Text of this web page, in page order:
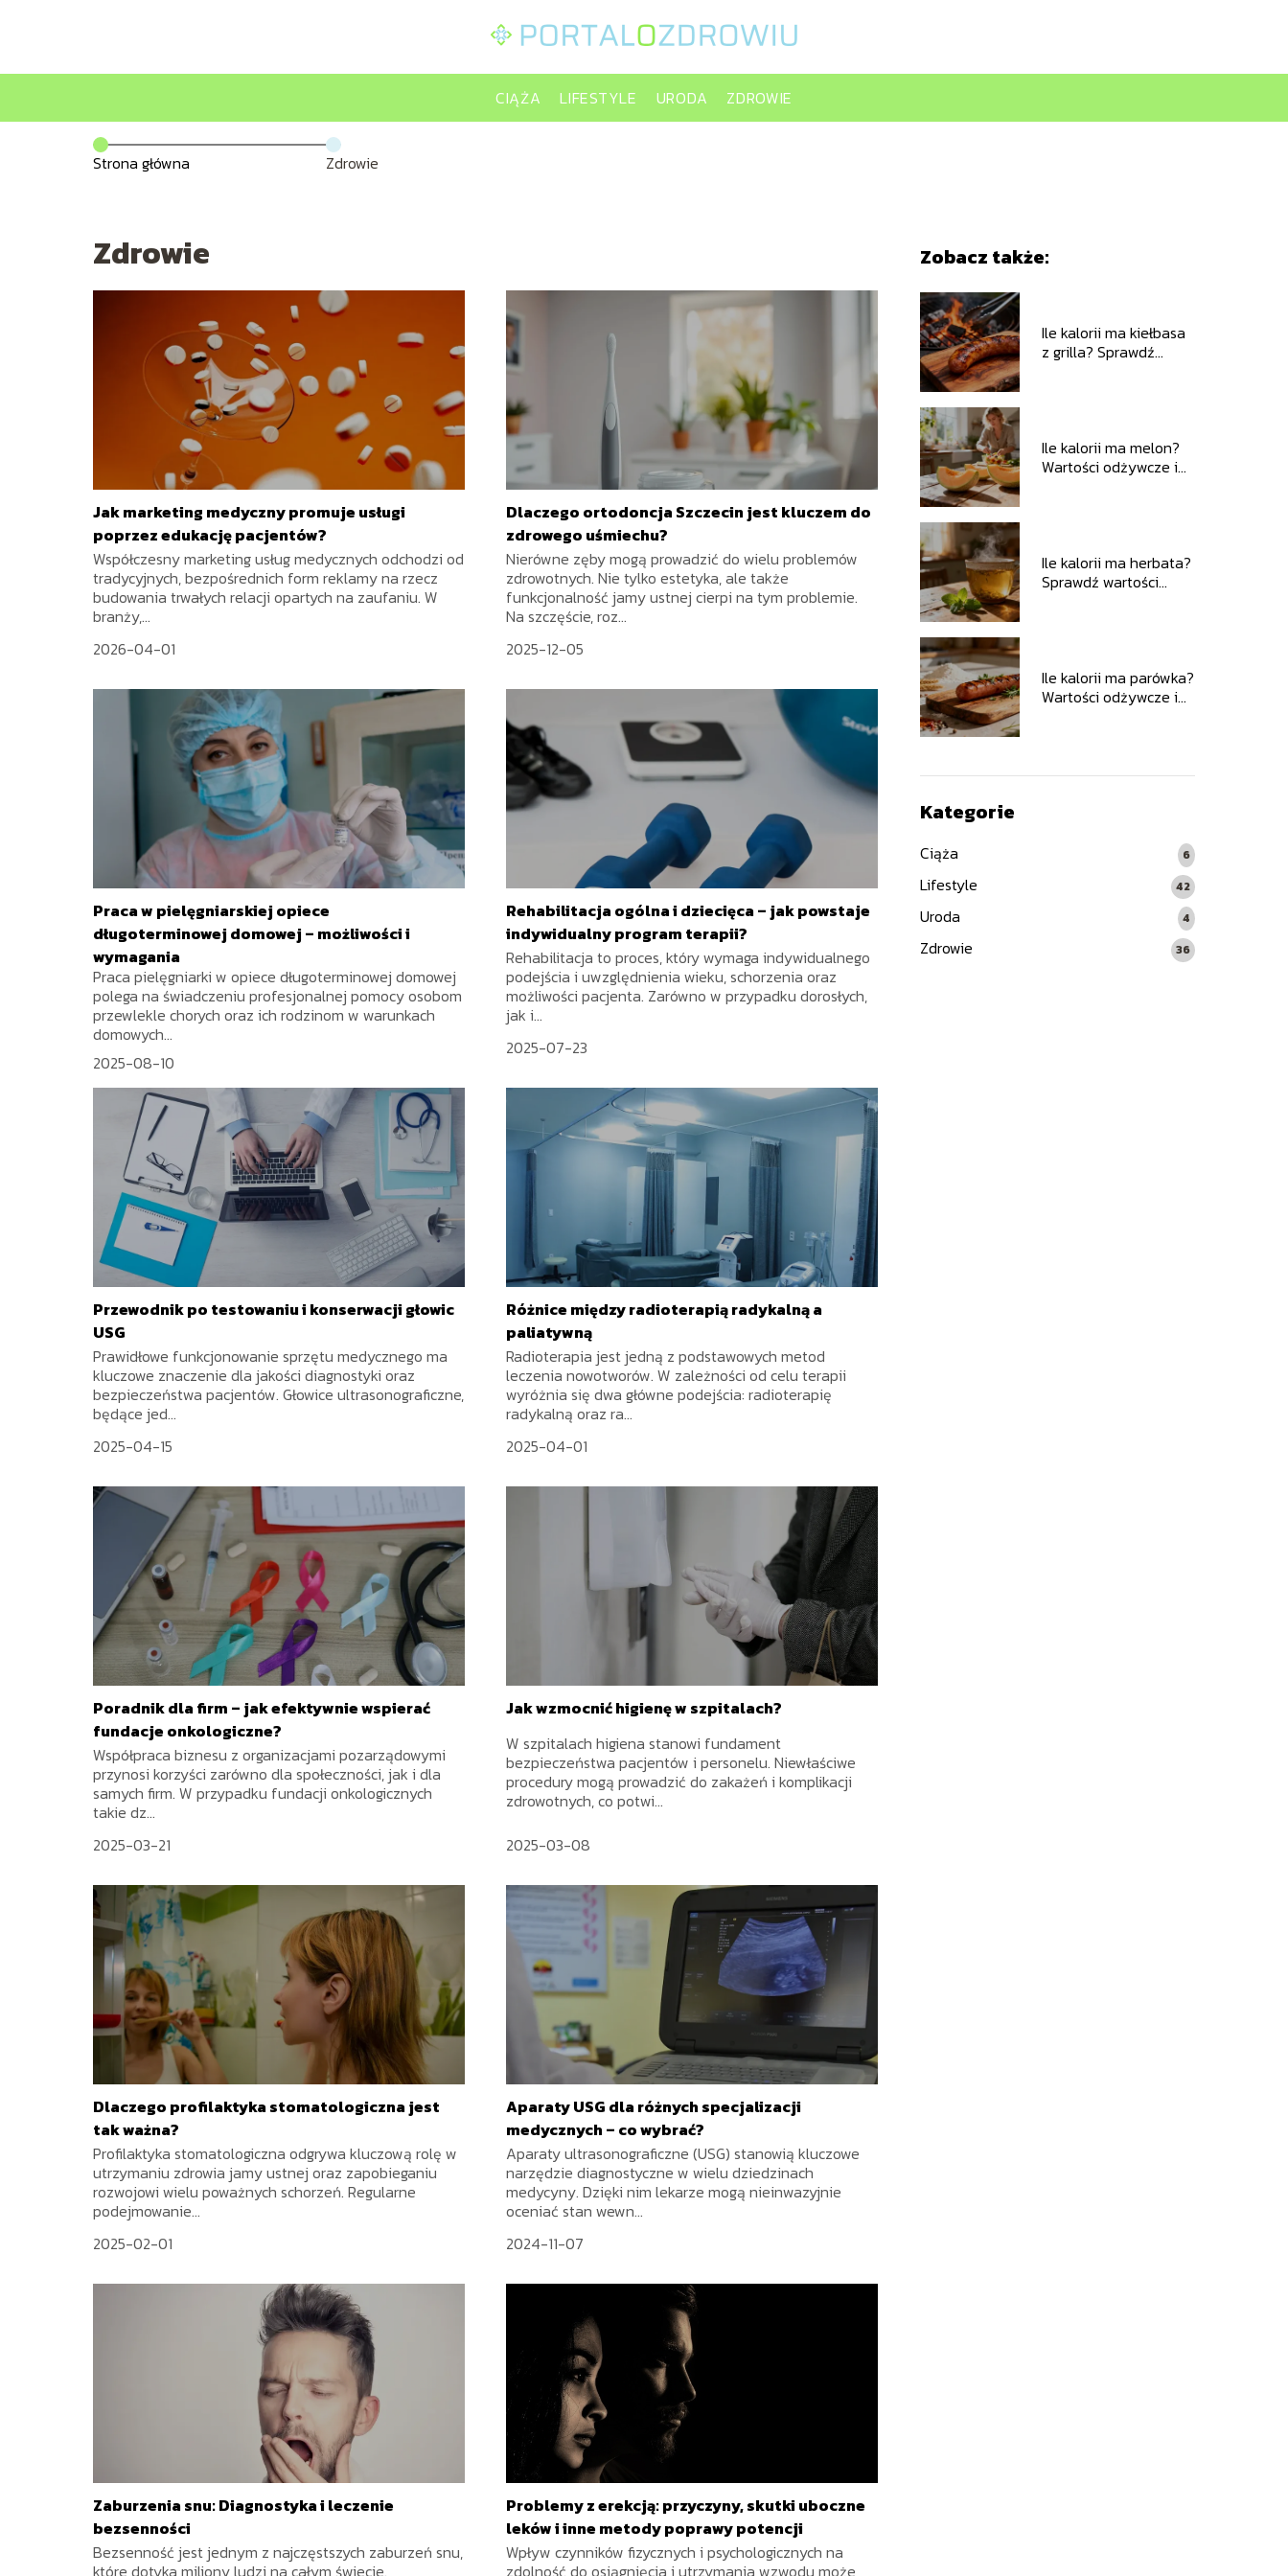
CIĄŻA LIFESTYLE URODA ZDROWIE
Strona główna Zdrowie
Zdrowie
Jak marketing medyczny promuje usługi
poprzez edukację pacjentów?
Współczesny marketing usług medycznych odchodzi od
tradycyjnych, bezpośrednich form reklamy na rzecz
budowania trwałych relacji opartych na zaufaniu. W
branży,...
2026-04-01
Dlaczego ortodoncja Szczecin jest kluczem do
zdrowego uśmiechu?
Nierówne zęby mogą prowadzić do wielu problemów
zdrowotnych. Nie tylko estetyka, ale także
funkcjonalność jamy ustnej cierpi na tym problemie.
Na szczęście, roz...
2025-12-05
Praca w pielęgniarskiej opiece
długoterminowej domowej – możliwości i
wymagania
Praca pielęgniarki w opiece długoterminowej domowej
polega na świadczeniu profesjonalnej pomocy osobom
przewlekle chorych oraz ich rodzinom w warunkach
domowych...
2025-08-10
Rehabilitacja ogólna i dziecięca – jak powstaje
indywidualny program terapii?
Rehabilitacja to proces, który wymaga indywidualnego
podejścia i uwzględnienia wieku, schorzenia oraz
możliwości pacjenta. Zarówno w przypadku dorosłych,
jak i...
2025-07-23
Przewodnik po testowaniu i konserwacji głowic
USG
Prawidłowe funkcjonowanie sprzętu medycznego ma
kluczowe znaczenie dla jakości diagnostyki oraz
bezpieczeństwa pacjentów. Głowice ultrasonograficzne,
będące jed...
2025-04-15
Różnice między radioterapią radykalną a
paliatywną
Radioterapia jest jedną z podstawowych metod
leczenia nowotworów. W zależności od celu terapii
wyróżnia się dwa główne podejścia: radioterapię
radykalną oraz ra...
2025-04-01
Poradnik dla firm – jak efektywnie wspierać
fundacje onkologiczne?
Współpraca biznesu z organizacjami pozarządowymi
przynosi korzyści zarówno dla społeczności, jak i dla
samych firm. W przypadku fundacji onkologicznych
takie dz...
2025-03-21
Jak wzmocnić higienę w szpitalach?
W szpitalach higiena stanowi fundament
bezpieczeństwa pacjentów i personelu. Niewłaściwe
procedury mogą prowadzić do zakażeń i komplikacji
zdrowotnych, co potwi...
2025-03-08
Dlaczego profilaktyka stomatologiczna jest
tak ważna?
Profilaktyka stomatologiczna odgrywa kluczową rolę w
utrzymaniu zdrowia jamy ustnej oraz zapobieganiu
rozwojowi wielu poważnych schorzeń. Regularne
podejmowanie...
2025-02-01
Aparaty USG dla różnych specjalizacji
medycznych – co wybrać?
Aparaty ultrasonograficzne (USG) stanowią kluczowe
narzędzie diagnostyczne w wielu dziedzinach
medycyny. Dzięki nim lekarze mogą nieinwazyjnie
oceniać stan wewn...
2024-11-07
Zaburzenia snu: Diagnostyka i leczenie
bezsenności
Bezsenność jest jednym z najczęstszych zaburzeń snu,
które dotyka miliony ludzi na całym świecie.
Problemy z erekcją: przyczyny, skutki uboczne
leków i inne metody poprawy potencji
Wpływ czynników fizycznych i psychologicznych na
zdolność do osiągnięcia i utrzymania wzwodu może
Zobacz także:
Ile kalorii ma kiełbasa
z grilla? Sprawdź
Ile kalorii ma melon?
Wartości odżywcze i
Ile kalorii ma herbata?
Sprawdź wartości
Ile kalorii ma parówka?
Wartości odżywcze i
Kategorie
Ciąża 6
Lifestyle 42
Uroda 4
Zdrowie 36